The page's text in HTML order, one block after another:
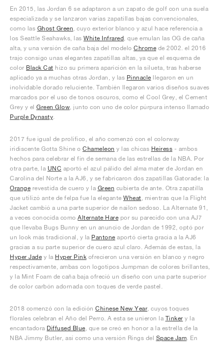
En 2015, las Jordan 6 se adaptaron a un zapato de golf con una suela
especializada y se lanzaron varias zapatillas bajas convencionales,
como las Ghost Green , cuyo exterior blanco y azul hace referencia a
los Seattle Seahawks, las White Infrared , que emulan las OG de caña
alta, y una versión de caña baja del modelo Chrome de 2002. el 2016
trajo consigo unas elegantes zapatillas altas, ya que el esquema de
color Black Cat hizo su primera aparición en la silueta, tras haberse
aplicado ya a muchas otras Jordan, y las Pinnacle llegaron en un
inolvidable dorado reluciente. También llegaron varios diseños suaves
marcados por el uso de tonos oscuros, como el Cool Grey, el Cement
Grey y el Green Glow , junto con uno de color púrpura intenso llamado
Purple Dynasty
2017 fue igual de prolífico, el año comenzó con el colorway
iridiscente Gotta Shine o Chameleon y las chicas Heiress - ambos
hechos para celebrar el fin de semana de las estrellas de la NBA. Por
otra parte, la UNC aportó el azul pálido del alma mater de Jordan en
Carolina del Norte a la AJ6, y se fabricaron dos zapatillas Gatorade: la
Orange revestida de cuero y la Green cubierta de ante. Otra zapatilla
que utilizó ante de felpa fue la elegante Wheat , mientras que la Flight
Jacket cambió a una parte superior de nailon sedoso. La Alternate 91,
a veces conocida como Alternate Hare por su parecido con una AJ7
que llevaba Bugs Bunny en un anuncio de Jordan de 1992, optó por
un look más tradicional, y la Pantone aportó cierta gracia a la AJ6
gracias a su parte superior de cuero azul claro. Además de estas, la
Hyper Jade y la Hyper Pink ofrecieron una versión en blanco y negro
respectivamente, ambas con logotipos Jumpman de colores brillantes,
y la Mint Foam de caña baja ofreció un diseño con una parte superior
de color carbón adornada con toques de verde pastel.
2018 comenzó con la edición Chinese New Year , cuyos toques
florales celebran el Año del Perro. A esta se unieron la Tinker y la
encantadora Diffused Blue , que se creó en honor a la estrella de la
NBA Jimmy Butler, así como una versión Rings del Space Jam . En